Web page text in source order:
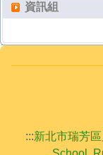
榮譽事項
學生活動
資訊組
:::新北市瑞芳